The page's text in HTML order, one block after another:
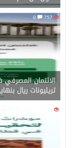
757
0
تريليونات ريال بنهاية
1471